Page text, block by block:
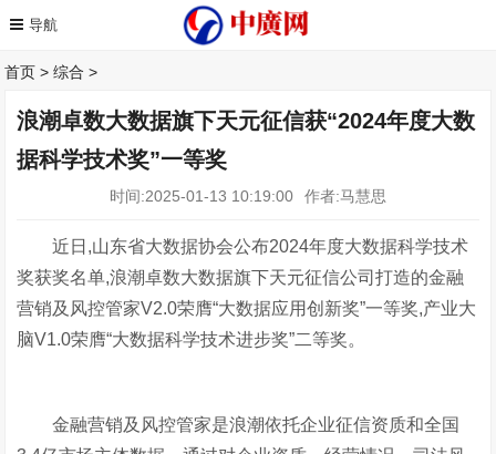
首页 >综合 >
浪潮卓数大数据旗下天元征信获“2024年度大数
据科学技术奖”一等奖
时间:2025-01-13 10:19:00 作者:马慧思
近日,山东省大数据协会公布2024年度大数据科学技术
奖获奖名单,浪潮卓数大数据旗下天元征信公司打造的金融
营销及风控管家V2.0荣膺“大数据应用创新奖”一等奖,产业大
脑V1.0荣膺“大数据科学技术进步奖”二等奖。
金融营销及风控管家是浪潮依托企业征信资质和全国